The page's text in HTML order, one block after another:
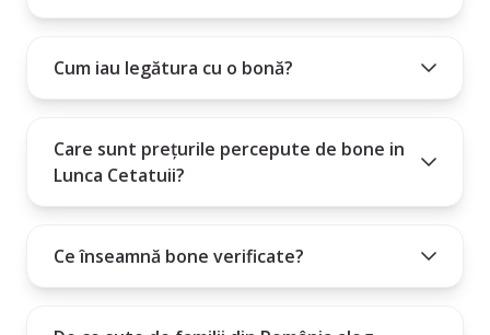
Cum iau legătura cu o bonă?
Care sunt prețurile percepute de bone in
Lunca Cetatuii?
Ce înseamnă bone verificate?